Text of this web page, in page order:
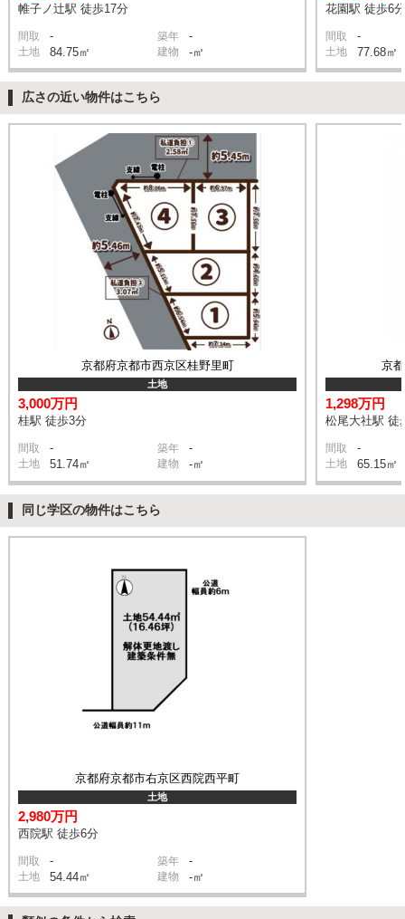
帷子ノ辻駅 徒歩17分
間取 - 築年 -
土地 84.75㎡ 建物 -㎡
花園駅 徒歩6分
間取 -
土地 77.68㎡
広さの近い物件はこちら
京都府京都市西京区桂野里町
土地
3,000万円
桂駅 徒歩3分
間取 - 築年 -
土地 51.74㎡ 建物 -㎡
京
1,298万円
松尾大社駅 徒
間取 -
土地 65.15㎡
同じ学区の物件はこちら
京都府京都市右京区西院西平町
土地
2,980万円
西院駅 徒歩6分
間取 - 築年 -
土地 54.44㎡ 建物 -㎡